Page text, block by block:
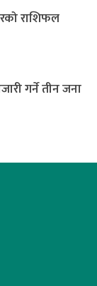
राशिफल
गर्ने तीन जना